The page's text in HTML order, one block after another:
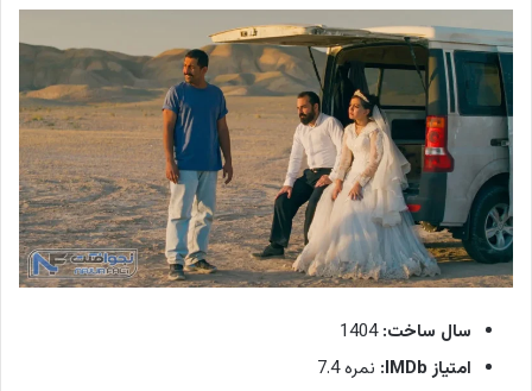
سال ساخت:1404
امتیاز IMDb:
نمره 7.4